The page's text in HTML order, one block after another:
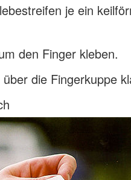
je ein
den Finger kleben.
die Fingerkuppe